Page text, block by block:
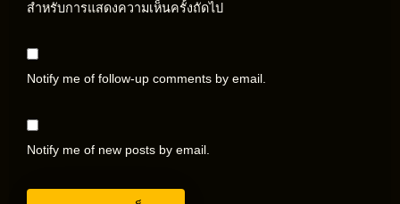
สำหรับการแสดงความเห็นครั้งถัดไป
Notify me of follow-up comments by email.
Notify me of new posts by email.